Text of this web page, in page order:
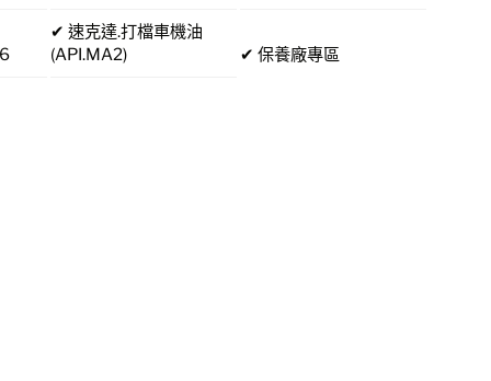
✔ 速克達.打檔車機油
(API.MA2)
✔ 保養廠專區